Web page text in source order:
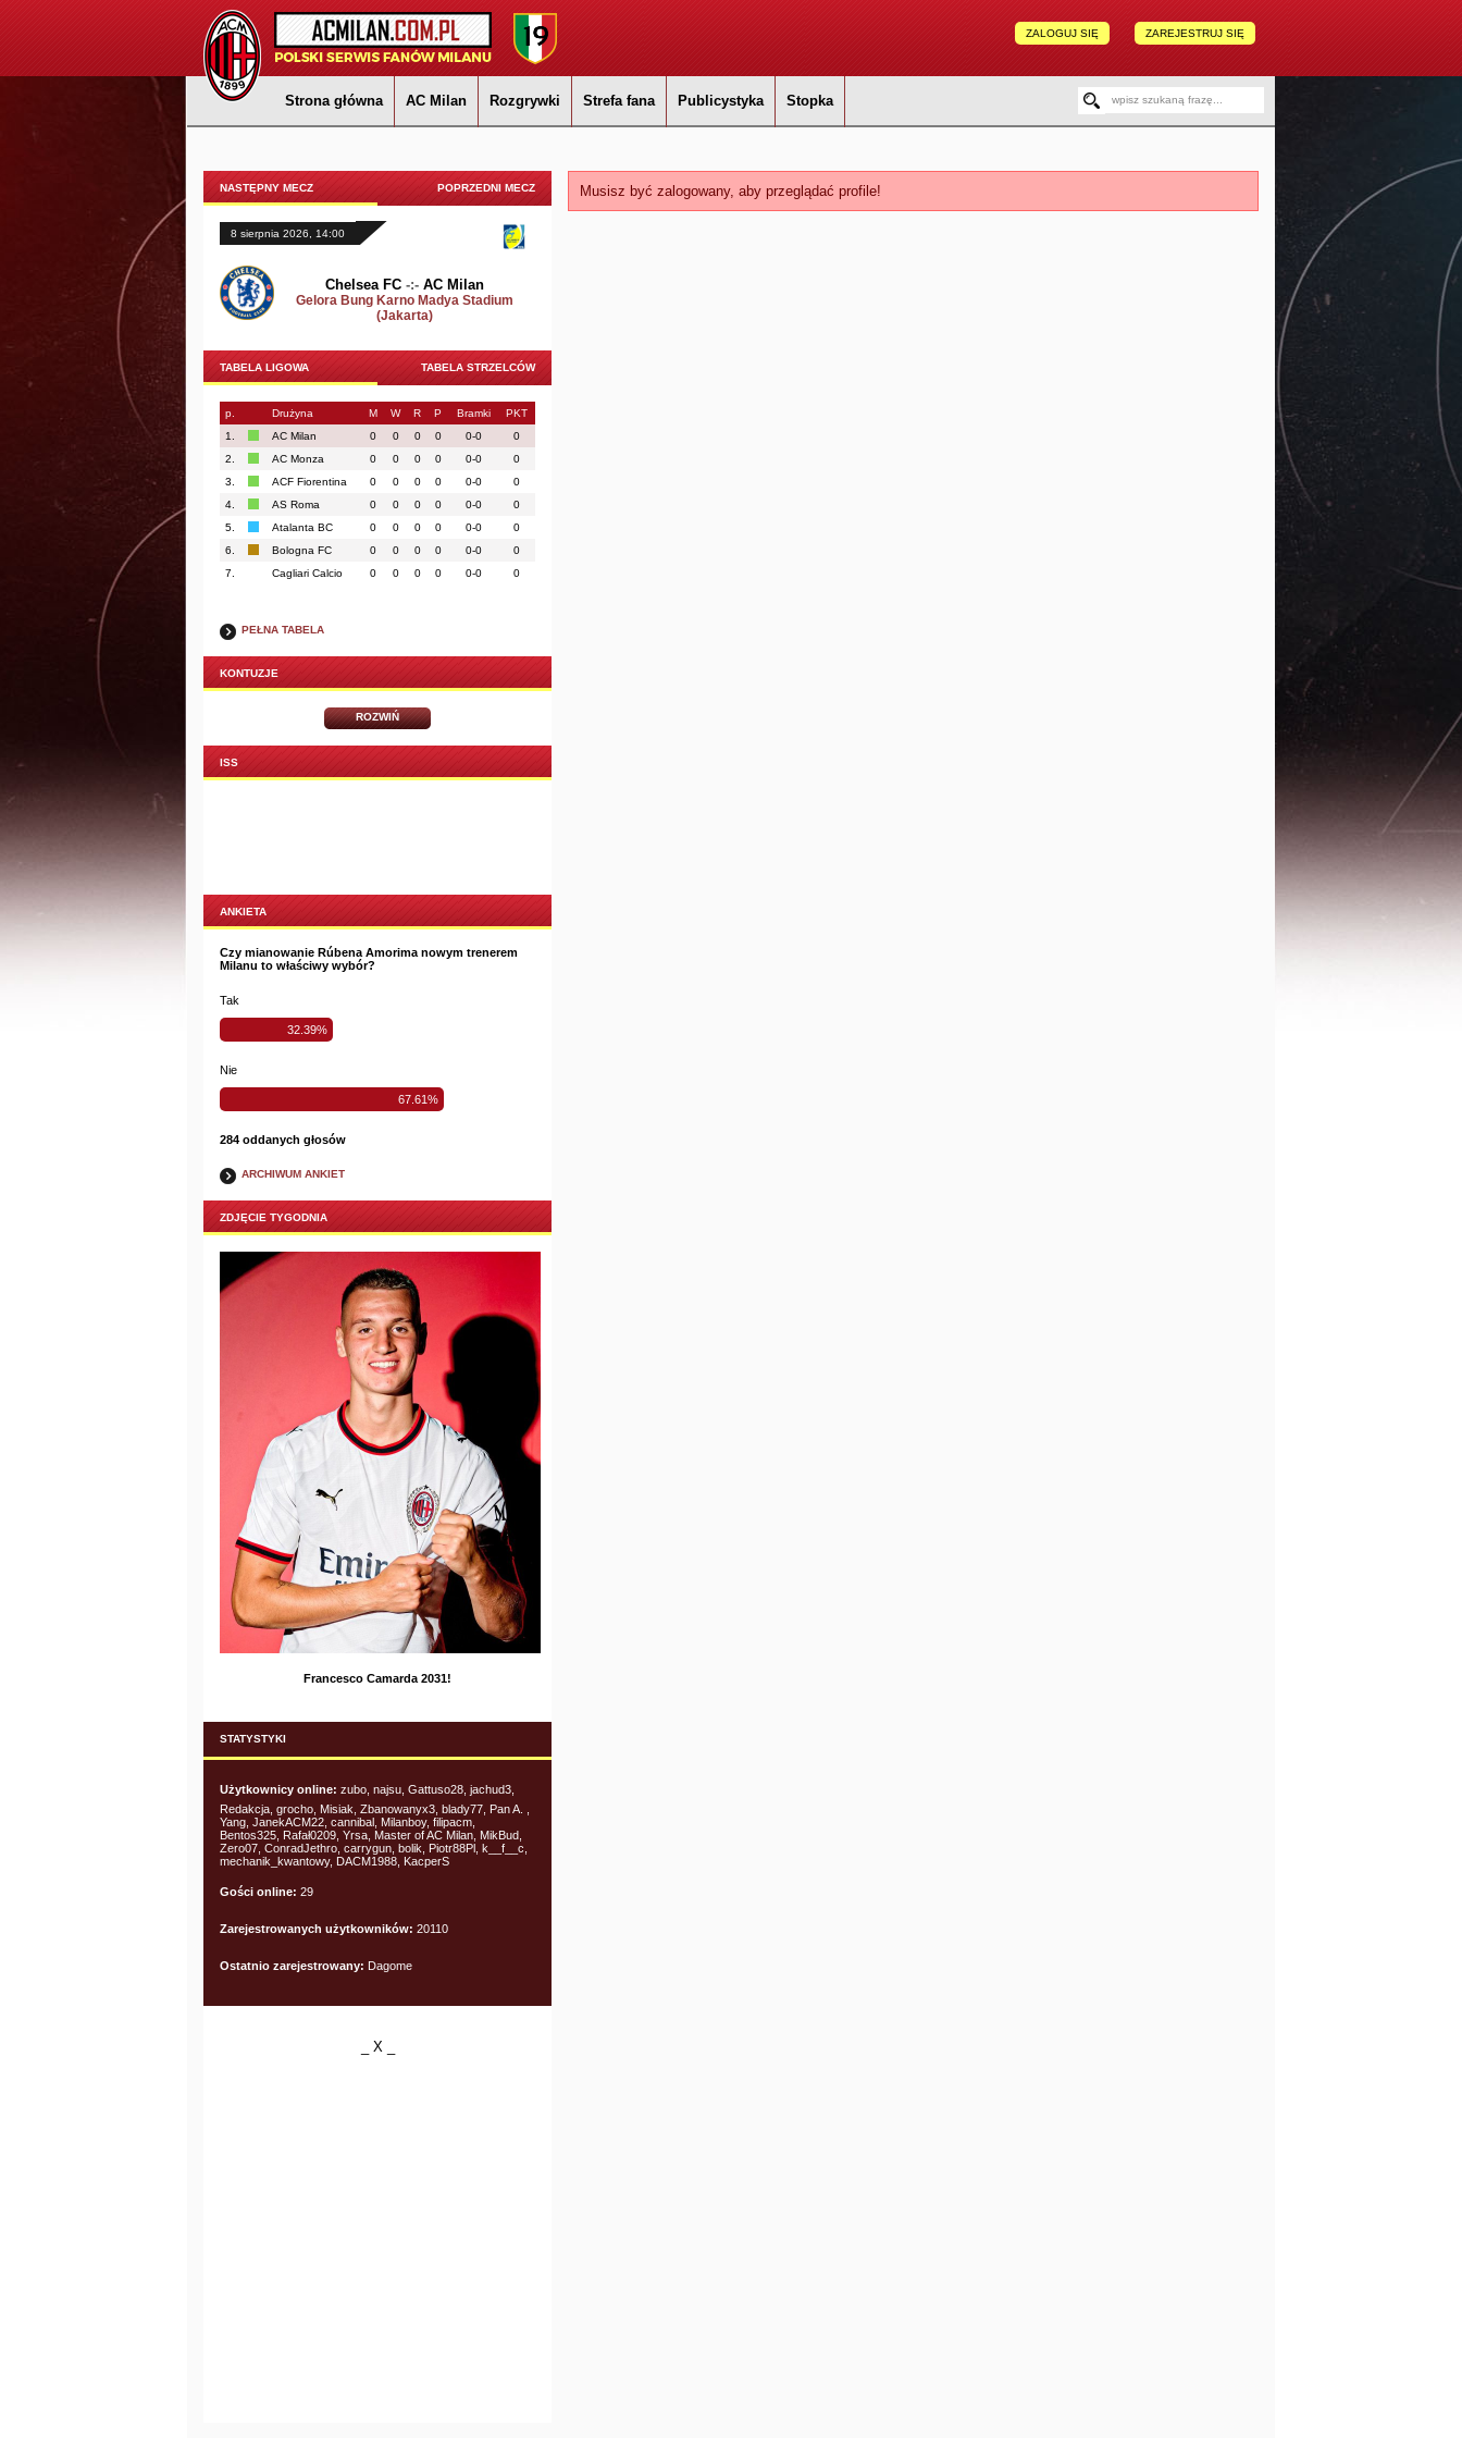
ZAREJESTRUJ SIĘ
ZALOGUJ SIĘ
Strona główna AC Milan Rozgrywki Strefa fana Publicystyka Stopka
NASTĘPNY MECZ POPRZEDNI MECZ
8 sierpnia 2026, 14:00
Chelsea FC -:- AC Milan
Gelora Bung Karno Madya Stadium
(Jakarta)
TABELA LIGOWA TABELA STRZELCÓW
p. Drużyna M W R P Bramki
PKT
1.
AC Milan 0 0 0 0 0-0
0
2.
AC Monza 0 0 0 0 0-0
0
3.
ACF Fiorentina 0 0 0 0 0-0
0
4.
AS Roma 0 0 0 0 0-0
0
5.
Atalanta BC 0 0 0 0 0-0
0
6.
Bologna FC 0 0 0 0 0-0
0
7.
Cagliari Calcio 0 0 0 0 0-0 0
PEŁNA TABELA
KONTUZJE
ROZWIŃ
ISS
ANKIETA
Czy mianowanie Rúbena Amorima nowym trenerem
Milanu to właściwy wybór?
Tak
32.39%
Nie
67.61%
284 oddanych głosów
ARCHIWUM ANKIET
ZDJĘCIE TYGODNIA
Francesco Camarda 2031!
STATYSTYKI
Użytkownicy online: zubo, najsu, Gattuso28, jachud3,
Redakcja, grocho, Misiak, Zbanowanyx3, blady77, Pan A. ,
Yang, JanekACM22, cannibal, Milanboy, filipacm,
Bentos325, Rafał0209, Yrsa, Master of AC Milan, MikBud,
Zero07, ConradJethro, carrygun, bolik, Piotr88Pl, k__f__c,
mechanik_kwantowy, DACM1988, KacperS
Gości online: 29
Zarejestrowanych użytkowników: 20110
Ostatnio zarejestrowany: Dagome
_ X _
Musisz być zalogowany, aby przeglądać profile!